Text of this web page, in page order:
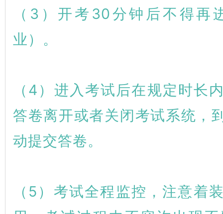
（3）开考30分钟后不得再
业）。
（4）进入考试后在规定时长
答卷离开或者关闭考试系统，
动提交答卷。
（5）考试全程监控，注意着